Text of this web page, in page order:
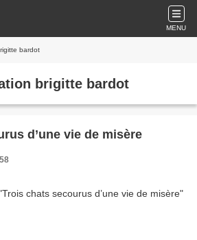
MENU
bardot
brigitte bardot
d’une vie de misère